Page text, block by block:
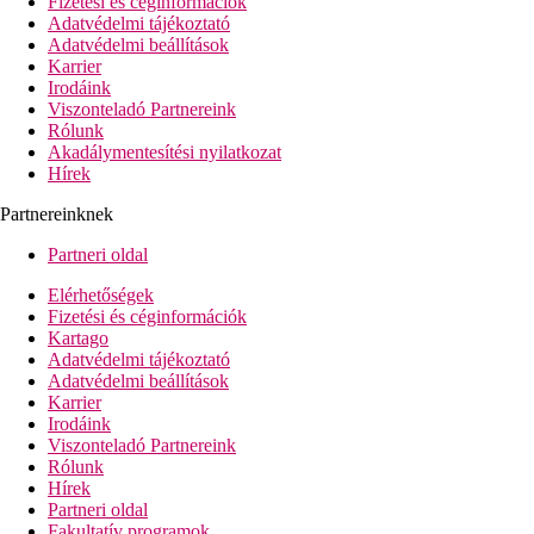
Adatvédelmi tájékoztató
Adatvédelmi beállítások
Karrier
Irodáink
Viszonteladó Partnereink
Rólunk
Akadálymentesítési nyilatkozat
Hírek
Partnereinknek
Partneri oldal
Elérhetőségek
Fizetési és céginformációk
Kartago
Adatvédelmi tájékoztató
Adatvédelmi beállítások
Karrier
Irodáink
Viszonteladó Partnereink
Rólunk
Hírek
Partneri oldal